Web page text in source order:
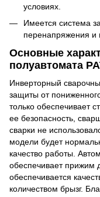
условиях.
Имеется система
перенапряжения и
Основные
полуавтомата
Инверторный
защиты от
только обеспечивает
ее безопасность,
сварки не
модели будет
качество работы.
обеспечивает прижим
обеспечивается
количеством брызг.